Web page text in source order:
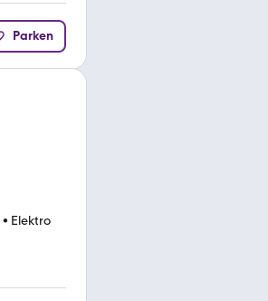
Parken
• Elektro